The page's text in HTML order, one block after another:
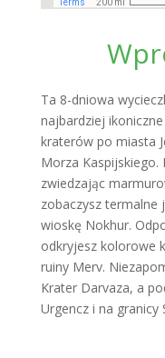
Ta 8-dniowa
najbardziej
kraterów po miasta
Morza Kaspijskiego.
zwiedzając
zobaczysz termalne
wioskę Nokhur.
odkryjesz kolorowe
ruiny Merv.
Krater Darvaza, a
Urgencz i na granicy